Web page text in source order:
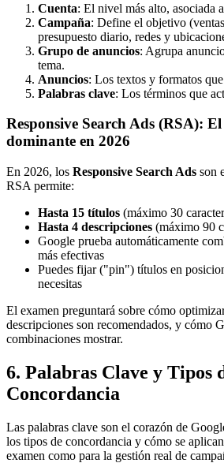
Cuenta: El nivel más alto, asociada
Campaña: Define el objetivo
presupuesto diario, redes y
Grupo de anuncios: Agrupa
tema.
Anuncios: Los textos y formatos
Palabras clave: Los términos que
Responsive Search Ads (RSA):
dominante en 2026
En 2026, los Responsive Search Ads son
RSA permite:
Hasta 15 títulos (máximo 30
Hasta 4 descripciones (máximo 90
Google prueba automáticamente
más efectivas
Puedes fijar ("pin") títulos en
necesitas
El examen preguntará sobre cómo
descripciones son recomendados, y cómo
combinaciones mostrar.
6. Palabras Clave y Tipos
Concordancia
Las palabras clave son el corazón de
los tipos de concordancia y cómo se
examen como para la gestión real de